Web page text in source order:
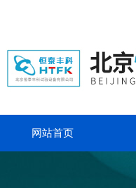
网站首页